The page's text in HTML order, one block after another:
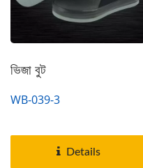
ভিজা বুট
WB-039-3
Details